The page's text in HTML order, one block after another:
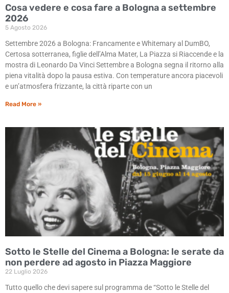
Cosa vedere e cosa fare a Bologna a settembre
2026
5 Agosto 2026
Settembre 2026 a Bologna: Francamente e Whitemary al DumBO,
Certosa sotterranea, figlie dell’Alma Mater, La Piazza si Riaccende e la
mostra di Leonardo Da Vinci Settembre a Bologna segna il ritorno alla
piena vitalità dopo la pausa estiva. Con temperature ancora piacevoli
e un’atmosfera frizzante, la città riparte con un
Read More »
Sotto le Stelle del Cinema a Bologna: le serate da
non perdere ad agosto in Piazza Maggiore
22 Luglio 2026
Tutto quello che devi sapere sul programma de “Sotto le Stelle del